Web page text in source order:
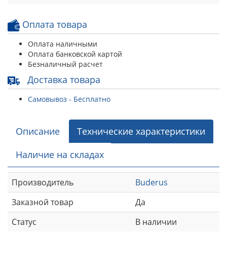
Оплата товара
Оплата наличными
Оплата банковской картой
Безналичный расчет
Доставка товара
Самовывоз - Бесплатно
Описание
Технические характеристики
Наличие на складах
Производитель
Buderus
Заказной товар
Да
Статус
В наличии